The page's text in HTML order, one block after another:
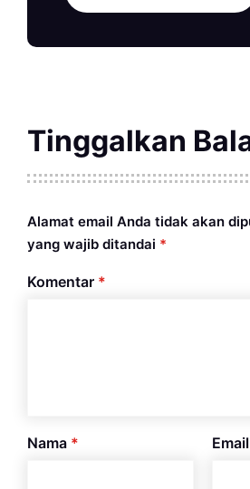
Tinggalkan
Alamat email Anda tidak akan
yang wajib ditandai *
Komentar *
Nama * Email